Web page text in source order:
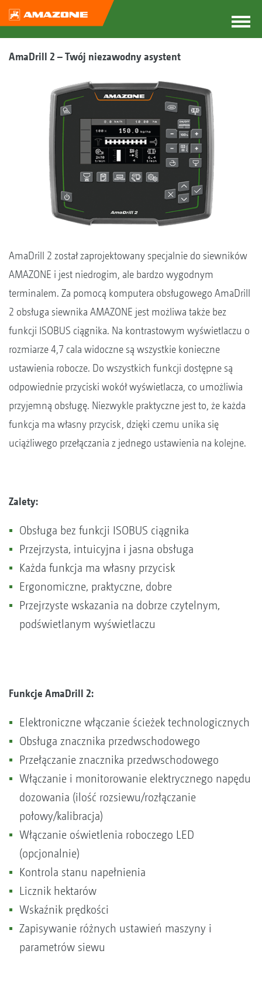
AmaDrill 2 – Twój niezawodny asystent
AmaDrill 2 został zaprojektowany specjalnie do siewników
AMAZONE i jest niedrogim, ale bardzo wygodnym
terminalem. Za pomocą komputera obsługowego AmaDrill
2 obsługa siewnika AMAZONE jest możliwa także bez
funkcji ISOBUS ciągnika. Na kontrastowym wyświetlaczu o
rozmiarze 4,7 cala widoczne są wszystkie konieczne
ustawienia robocze. Do wszystkich funkcji dostępne są
odpowiednie przyciski wokół wyświetlacza, co umożliwia
przyjemną obsługę. Niezwykle praktyczne jest to, że każda
funkcja ma własny przycisk, dzięki czemu unika się
uciążliwego przełączania z jednego ustawienia na kolejne.
Zalety:
Obsługa bez funkcji ISOBUS ciągnika
Przejrzysta, intuicyjna i jasna obsługa
Każda funkcja ma własny przycisk
Ergonomiczne, praktyczne, dobre
Przejrzyste wskazania na dobrze czytelnym,
podświetlanym wyświetlaczu
Funkcje AmaDrill 2:
Elektroniczne włączanie ścieżek technologicznych
Obsługa znacznika przedwschodowego
Przełączanie znacznika przedwschodowego
Włączanie i monitorowanie elektrycznego napędu
dozowania (ilość rozsiewu/rozłączanie
połowy/kalibracja)
Włączanie oświetlenia roboczego LED
(opcjonalnie)
Kontrola stanu napełnienia
Licznik hektarów
Wskaźnik prędkości
Zapisywanie różnych ustawień maszyny i
parametrów siewu